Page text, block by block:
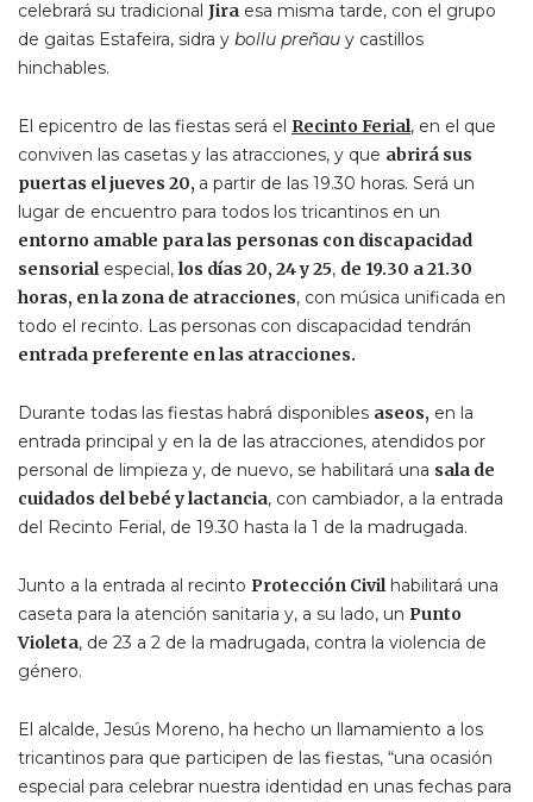
celebrará su tradicional Jira esa misma tarde, con el grupo
de gaitas Estafeira, sidra y bollu preñau y castillos
hinchables.
El epicentro de las fiestas será el Recinto Ferial, en el que
conviven las casetas y las atracciones, y que abrirá sus
puertas el jueves 20, a partir de las 19.30 horas. Será un
lugar de encuentro para todos los tricantinos en un
entorno amable para las personas con discapacidad
sensorialespecial, los días 20, 24 y 25, de 19.30 a 21.30
horas, en la zona de atracciones, con música unificada en
todo el recinto. Las personas con discapacidad tendrán
entrada preferente en las atracciones.
Durante todas las fiestas habrá disponibles aseos, en la
entrada principal y en la de las atracciones, atendidos por
personal de limpieza y, de nuevo, se habilitará una sala de
cuidados del bebé y lactancia, con cambiador, a la entrada
del Recinto Ferial, de 19.30 hasta la 1 de la madrugada.
Junto a la entrada al recinto Protección Civilhabilitará una
caseta para la atención sanitaria y, a su lado, un Punto
Violeta, de 23 a 2 de la madrugada, contra la violencia de
género.
El alcalde, Jesús Moreno, ha hecho un llamamiento a los
tricantinos para que participen de las fiestas, “una ocasión
especial para celebrar nuestra identidad en unas fechas para